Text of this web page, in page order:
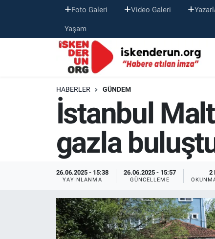
Foto Galeri Video Galeri
Yaşam
HABERLER GÜNDEM
İstanbul
gazla
26.06.2025 - 15:38
YAYINLANMA
26.06.2025 - 15:57
GÜNCELLEME
2